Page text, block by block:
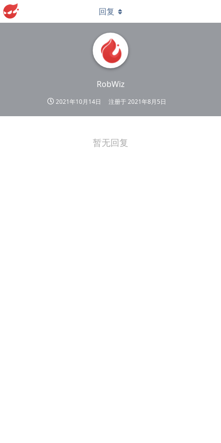
RobWiz
2021年10月14日 注册于2021年8月5日
回复
暂无回复